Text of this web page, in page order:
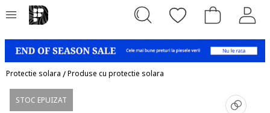
Protectie solara /Produse cu protectie solara
STOC EPUIZAT